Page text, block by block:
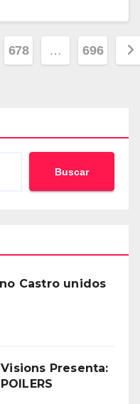
678 … 696
Buscar
Castro unidos
Presenta: